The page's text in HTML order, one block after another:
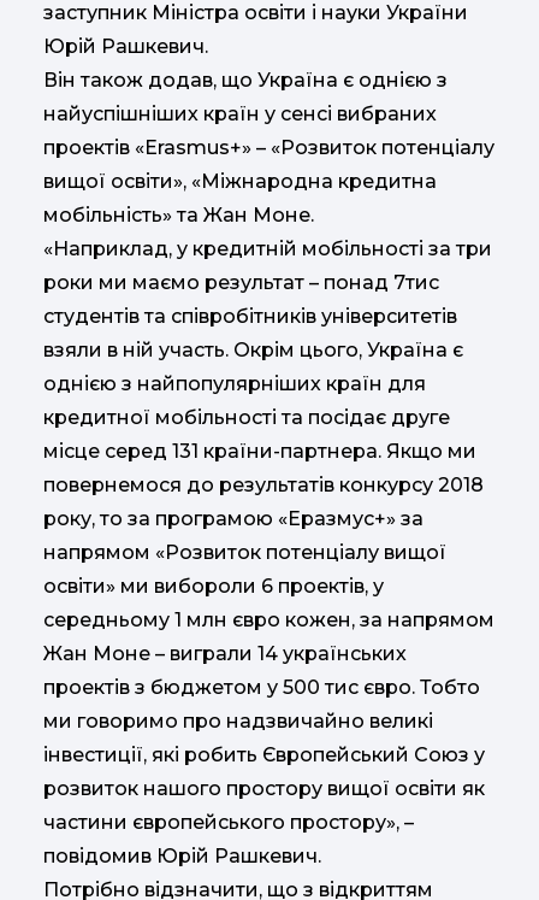
заступник Міністра освіти і науки України
Юрій Рашкевич.
Він також додав, що Україна є однією з
найуспішніших країн у сенсі вибраних
проектів «Erasmus+» – «Розвиток потенціалу
вищої освіти», «Міжнародна кредитна
мобільність» та Жан Моне.
«Наприклад, у кредитній мобільності за три
роки ми маємо результат – понад 7тис
студентів та співробітників університетів
взяли в ній участь. Окрім цього, Україна є
однією з найпопулярніших країн для
кредитної мобільності та посідає друге
місце серед 131 країни-партнера. Якщо ми
повернемося до результатів конкурсу 2018
року, то за програмою «Еразмус+» за
напрямом «Розвиток потенціалу вищої
освіти» ми вибороли 6 проектів, у
середньому 1 млн євро кожен, за напрямом
Жан Моне – виграли 14 українських
проектів з бюджетом у 500 тис євро. Тобто
ми говоримо про надзвичайно великі
інвестиції, які робить Європейський Союз у
розвиток нашого простору вищої освіти як
частини європейського простору», –
повідомив Юрій Рашкевич.
Потрібно відзначити, що з відкриттям